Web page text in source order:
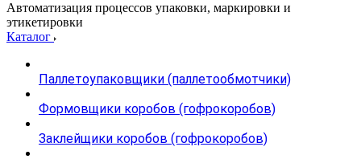
Автоматизация процессов упаковки, маркировки и
этикетировки
Каталог
Паллетоупаковщики (паллетообмотчики)
Формовщики коробов (гофрокоробов)
Заклейщики коробов (гофрокоробов)